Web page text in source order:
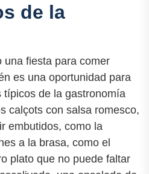
de la
una fiesta para comer
es una oportunidad para
de la gastronomía
calçots con salsa romesco,
embutidos, como la
a la brasa, como el
plato que no puede faltar